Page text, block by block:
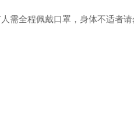
人需全程佩戴口罩，身体不适者